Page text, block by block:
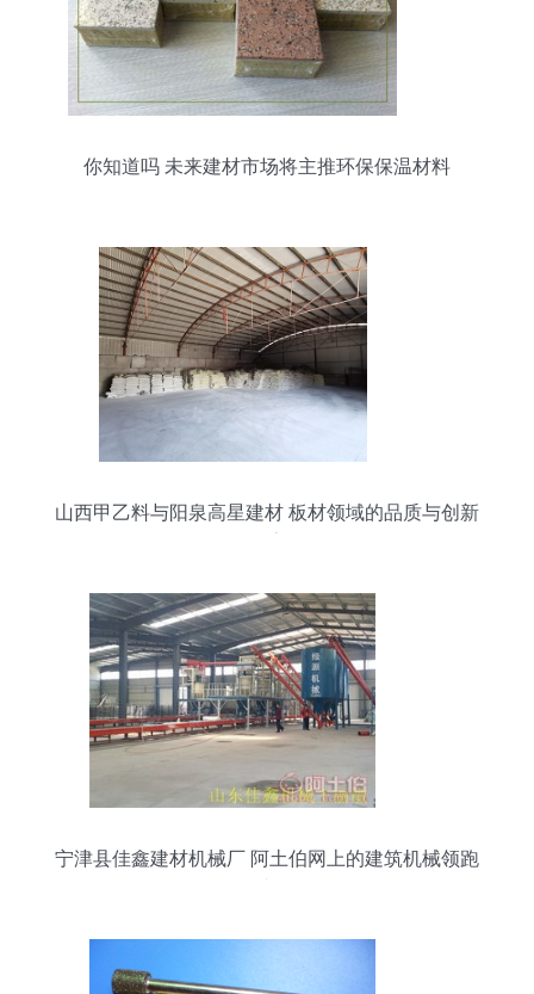
你知道吗 未来建材市场将主推环保保温材料
山西甲乙料与阳泉高星建材 板材领域的品质与创新
宁津县佳鑫建材机械厂 阿土伯网上的建筑机械领跑